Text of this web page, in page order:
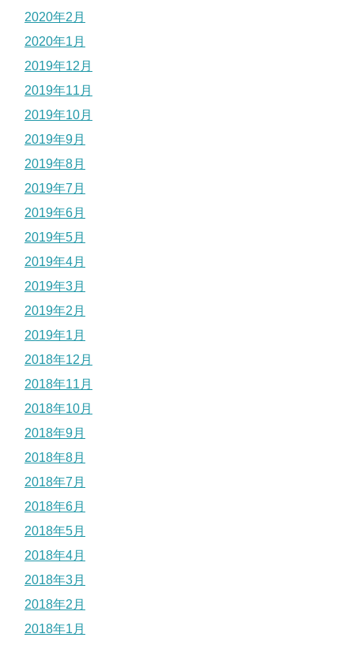
2020年2月
2020年1月
2019年12月
2019年11月
2019年10月
2019年9月
2019年8月
2019年7月
2019年6月
2019年5月
2019年4月
2019年3月
2019年2月
2019年1月
2018年12月
2018年11月
2018年10月
2018年9月
2018年8月
2018年7月
2018年6月
2018年5月
2018年4月
2018年3月
2018年2月
2018年1月